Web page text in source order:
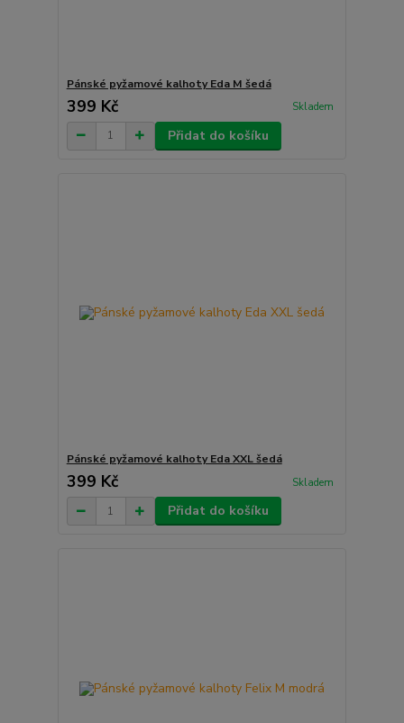
Pánské pyžamové kalhoty Eda M šedá
399 Kč Skladem
Přidat do košíku
Pánské pyžamové kalhoty Eda XXL šedá
399 Kč Skladem
Přidat do košíku